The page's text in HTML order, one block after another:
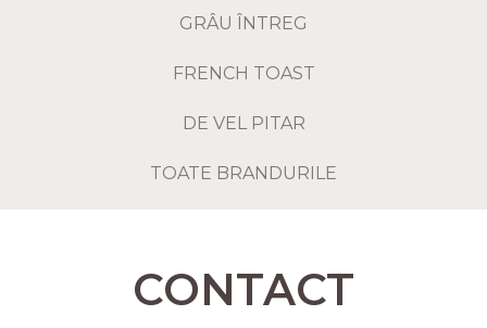
GRÂU ÎNTREG
FRENCH TOAST
DE VEL PITAR
TOATE BRANDURILE
CONTACT